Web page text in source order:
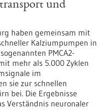
und
haben gemeinsam mit
Kalziumpumpen in
PMCA2-
mehr als 5.000 Zyklen
im
sie zur schnellen
bei. Die Ergebnisse
Verständnis neuronaler